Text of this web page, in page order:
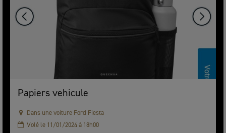
Papiers vehicule
Dans une voiture Ford Fiesta
Volé le 11/01/2024 à 18h00